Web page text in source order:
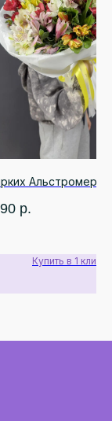
Альстромерий
р.
Купить в 1 клик